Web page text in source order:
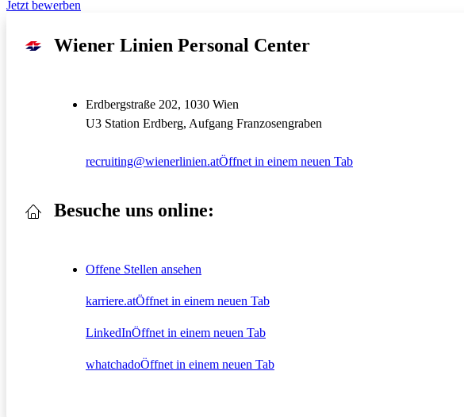
Jetzt bewerben
Wiener Linien Personal Center
Erdbergstraße 202, 1030 Wien
U3 Station Erdberg, Aufgang Franzosengraben
recruiting@wienerlinien.atÖffnet in einem neuen Tab
Besuche uns online:
Offene Stellen ansehen
karriere.atÖffnet in einem neuen Tab
LinkedInÖffnet in einem neuen Tab
whatchadoÖffnet in einem neuen Tab